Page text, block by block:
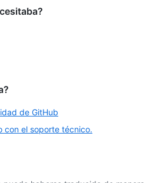
de GitHub
con el soporte técnico.